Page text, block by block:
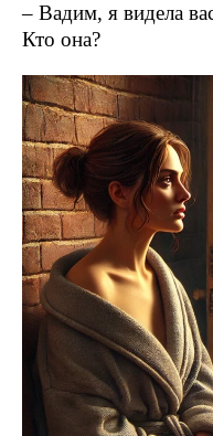
– Вадим, я видела
Кто она?